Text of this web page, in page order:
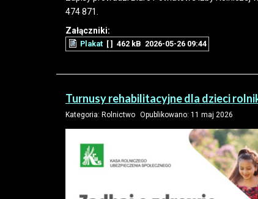
474 871.
Załączniki:
Plakat [ ] 462 kB 2026-05-26 09:44
Turnusy rehabilitacyjne dla dzieci
Kategoria: Rolnictwo Opublikowano: 11 maj 2026